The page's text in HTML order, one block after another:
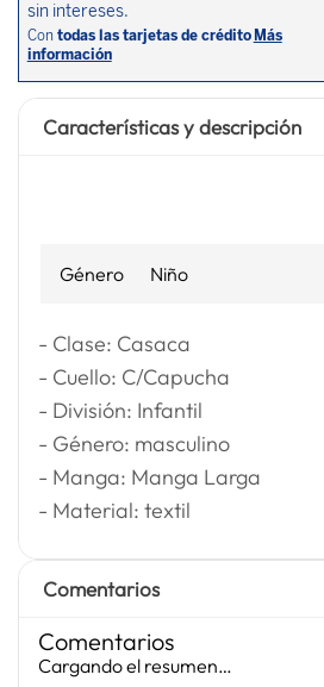
Características y descripción
Género Niño
- Clase: Casaca
- Cuello: C/Capucha
- División: Infantil
- Género: masculino
- Manga: Manga Larga
- Material: textil
Comentarios
Comentarios
Cargando el resumen…